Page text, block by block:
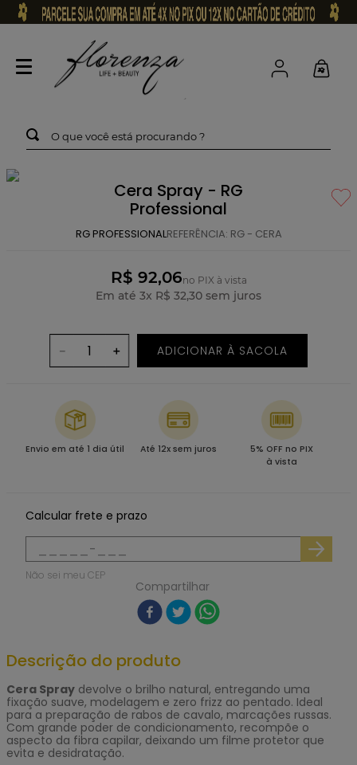
O que você está procurando ?
Cera Spray - RG
Professional
RG PROFESSIONALREFERÊNCIA: RG - CERA
R$ 92,06no PIX à vista
Em até 3x R$ 32,30 sem juros
＋
－ ADICIONAR À SACOLA
Envio em até 1 dia útil Até 12x sem juros
5% OFF no PIX
à vista
Calcular frete e prazo
Não sei meu CEP
Compartilhar
Descrição do produto
Cera Spray devolve o brilho natural, entregando uma
fixação suave, modelagem e zero frizz ao pentado. Ideal
para a preparação de rabos de cavalo, marcações russas.
Com grande poder de condicionamento, recompõe o
aspecto da fibra capilar, deixando um filme protetor que
evita e desidratação.